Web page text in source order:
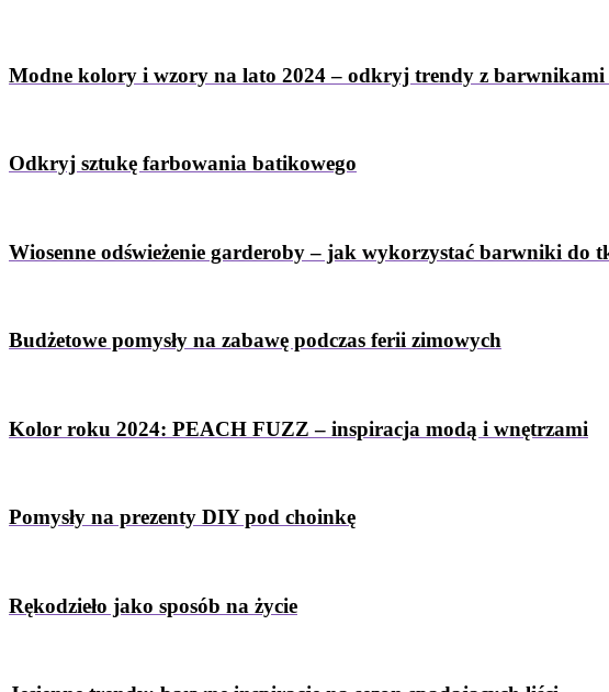
Modne kolory i wzory na lato 2024 – odkryj trendy z
Odkryj sztukę farbowania batikowego
Wiosenne odświeżenie garderoby – jak wykorzystać barwniki do
Budżetowe pomysły na zabawę podczas ferii zimowych
Kolor roku 2024: PEACH FUZZ – inspiracja modą i wnętrzami
Pomysły na prezenty DIY pod choinkę
Rękodzieło jako sposób na życie